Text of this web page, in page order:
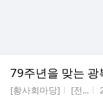
79주년을 맞는
게시판명
[황사회마당] 작성자
[전...